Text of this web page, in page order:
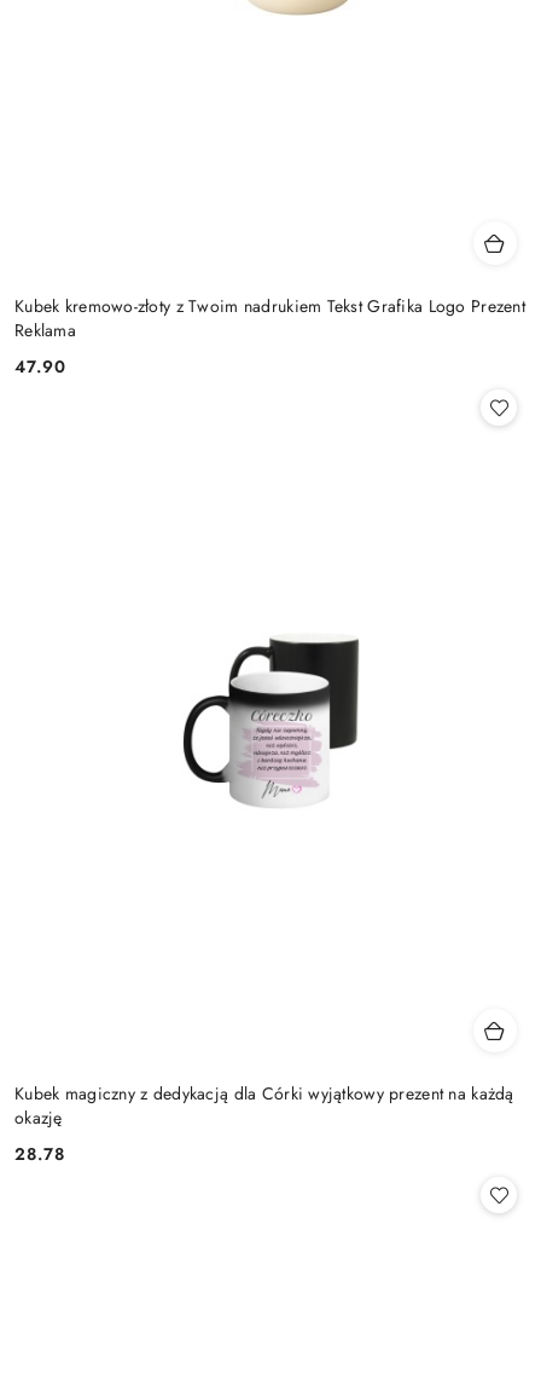
Kubek kremowo-złoty z Twoim nadrukiem Tekst Grafika Logo Prezent
Reklama
Cena:
47.90
Kubek magiczny z dedykacją dla Córki wyjątkowy prezent na każdą
okazję
Cena:
28.78